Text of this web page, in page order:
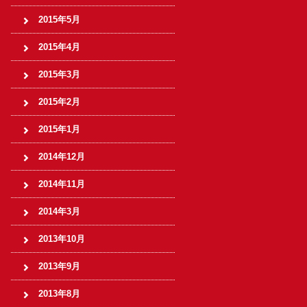
2015年5月
2015年4月
2015年3月
2015年2月
2015年1月
2014年12月
2014年11月
2014年3月
2013年10月
2013年9月
2013年8月